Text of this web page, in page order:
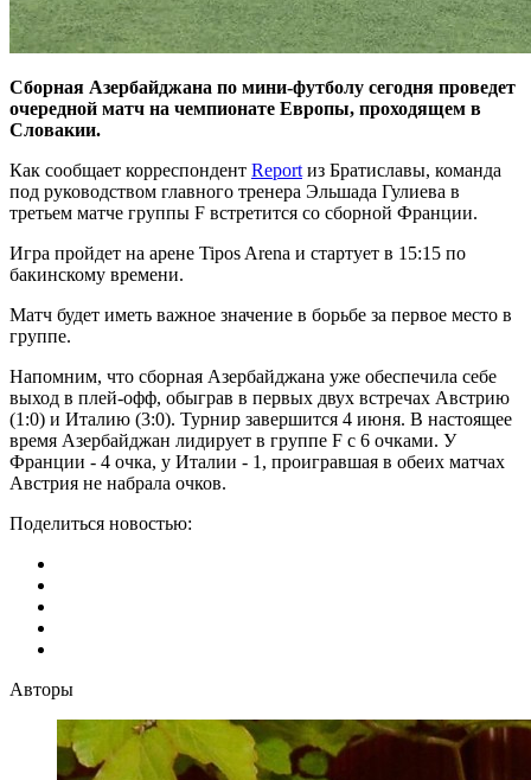
Сборная Азербайджана по мини-футболу сегодня проведет
очередной матч на чемпионате Европы, проходящем в
Словакии.
Как сообщает корреспондент Report из Братиславы, команда
под руководством главного тренера Эльшада Гулиева в
третьем матче группы F встретится со сборной Франции.
Игра пройдет на арене Tipos Arena и стартует в 15:15 по
бакинскому времени.
Матч будет иметь важное значение в борьбе за первое место в
группе.
Напомним, что сборная Азербайджана уже обеспечила себе
выход в плей-офф, обыграв в первых двух встречах Австрию
(1:0) и Италию (3:0). Турнир завершится 4 июня. В настоящее
время Азербайджан лидирует в группе F с 6 очками. У
Франции - 4 очка, у Италии - 1, проигравшая в обеих матчах
Австрия не набрала очков.
Поделиться новостью:
Авторы